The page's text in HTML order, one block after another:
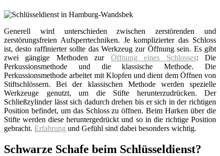
Generell wird unterschieden zwischen zerstörenden und
zerstörungsfreien Aufsperrtechniken. Je komplizierter das Schloss
ist, desto raffinierter sollte das Werkzeug zur Öffnung sein. Es gibt
zwei gängige Methoden zur Öffnung eines Schlosses: Die
Perkussionsmethode und die klassische Methode. Die
Perkussionsmethode arbeitet mit Klopfen und dient dem Öffnen von
Stiftschlössern. Bei der klassischen Methode werden spezielle
Werkzeuge genutzt, um die Stifte herunterzudrücken. Der
Schließzylinder lässt sich dadurch drehen bis er sich in der richtigen
Position befindet, um das Schloss zu öffnen. Beim Harken über die
Stifte werden diese heruntergedrückt und so in die richtige Position
gebracht. Erfahrung und Gefühl sind dabei besonders wichtig.
Schwarze Schafe beim Schlüsseldienst?